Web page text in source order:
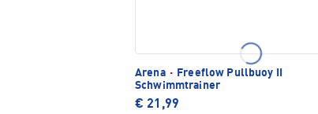
Arena ·
Freeflow Pullbuoy II
Schwimmtrainer
€ 21,99